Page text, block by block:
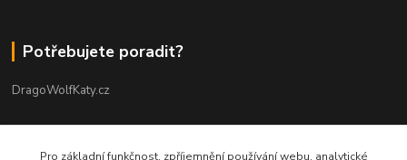
Potřebujete poradit?
DragoWolfKaty.cz
Pro základní funkčnost, zpříjemnění používání webu, analytické